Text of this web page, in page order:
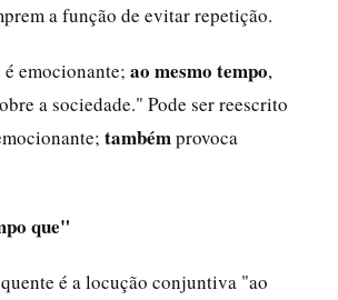
a função de evitar repetição.
emocionante; ao mesmo tempo,
a sociedade." Pode ser reescrito
tambémprovoca
que"
é a locução conjuntiva "ao